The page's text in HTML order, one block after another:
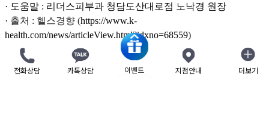
· 도움말 : 리더스피부과 청담도산대로점 노낙경 원장
· 출처 : 헬스경향 (https://www.k-
health.com/news/articleView.html?idxno=68559)
닫기
전화상담 카톡상담 이벤트 지점안내 더보기